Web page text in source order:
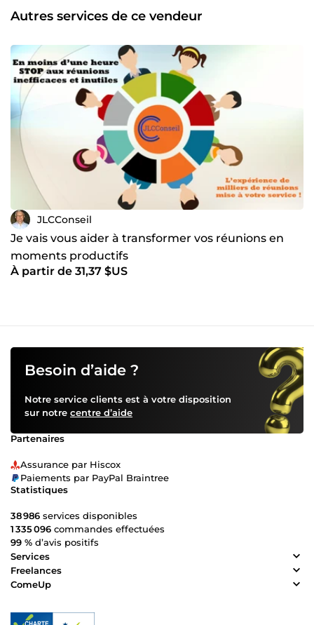
académique de formation en entreprise ou en business
school. Aujourd’hui, c’est le fruit de mon expérience, de
réflexions et de mes observations que je mets à votre
disposition.
Autres services de ce vendeur
JLCConseil
Je vais vous aider à transformer vos réunions en
moments productifs
À partir de 31,37 $US
Besoin d’aide ?
Notre service clients est à votre disposition
sur notre centre d’aide
Partenaires
Assurance par Hiscox
Paiements par PayPal Braintree
Statistiques
38 986 services disponibles
1 335 096 commandes effectuées
99 % d’avis positifs
Services
Freelances
ComeUp